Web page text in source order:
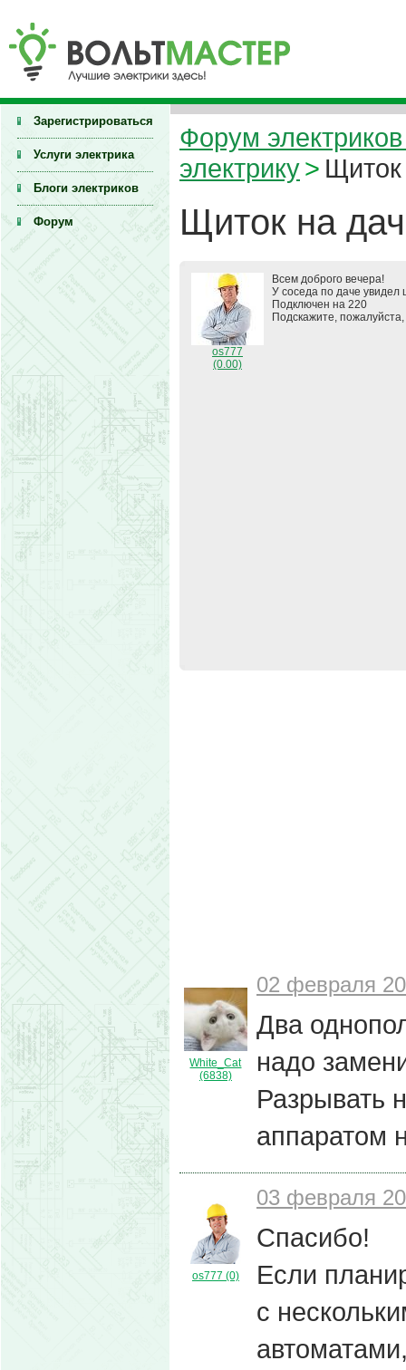
Зарегистрироваться
Услуги электрика
Блоги электриков
Форум
Форум электриков
электрику>
Щиток на
os777
(0.00)
Всем доброго вечера!
У соседа по даче увидел
Подключен на 220
Подскажите,
White_Cat
(6838)
02 февраля
Два
надо
Разрывать
аппаратом
os777 (0)
03 февраля
Спасибо!
Если
с